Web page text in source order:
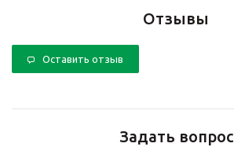
Отзывы
Оставить отзыв
Задать вопрос